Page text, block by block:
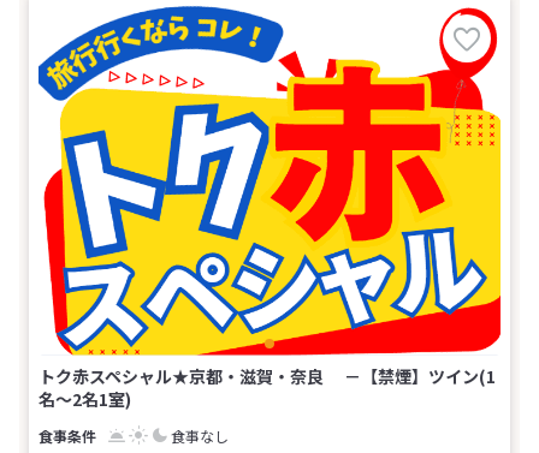
トク赤スペシャル★京都・滋賀・奈良 －【禁煙】ツイン(1
名～2名1室)
食事なし